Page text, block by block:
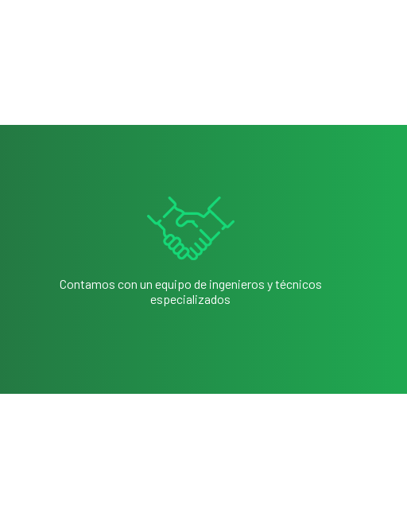
Contamos con un equipo de ingenieros y técnicos
especializados